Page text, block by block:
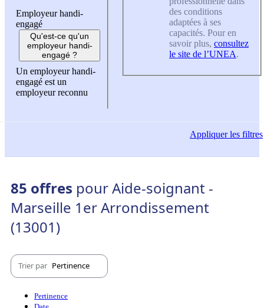
Employeur handi-
engagé
Qu'est-ce qu'un
employeur handi-
engagé ?
Un employeur handi-
engagé est un
employeur reconnu
des conditions
adaptées à ses
capacités. Pour en
savoir plus, consultez
le site de l’UNEA.
Appliquerles filtres
85 offres pour Aide-soignant -
Marseille 1er Arrondissement
(13001)
Trier par Pertinence
Pertinence